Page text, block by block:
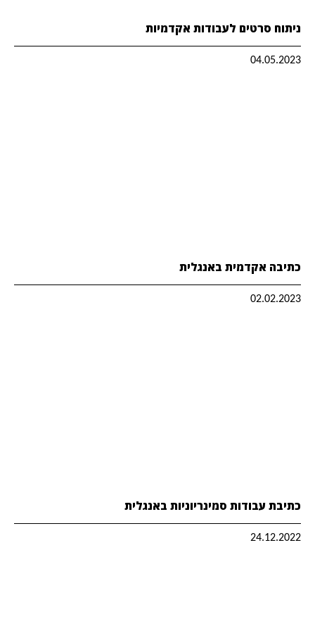
ניתוח סרטים לעבודות אקדמיות
04.05.2023
כתיבה אקדמית באנגלית
02.02.2023
כתיבת עבודות סמינריוניות באנגלית
24.12.2022